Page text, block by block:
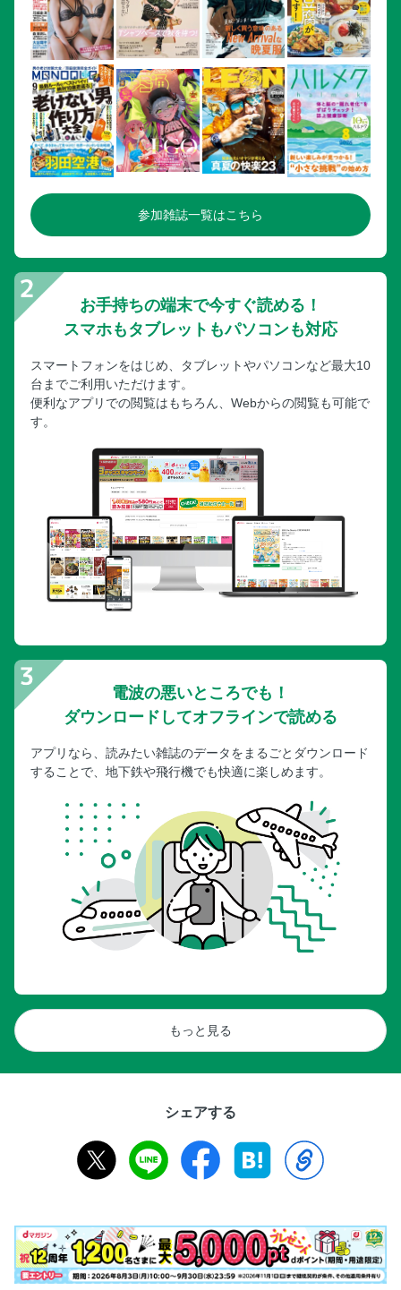
参加雑誌一覧はこちら
お手持ちの端末で今すぐ読める！
スマホもタブレットもパソコンも対応
スマートフォンをはじめ、タブレットやパソコンなど最大10
台までご利用いただけます。
便利なアプリでの閲覧はもちろん、Webからの閲覧も可能で
す。
電波の悪いところでも！
ダウンロードしてオフラインで読める
アプリなら、読みたい雑誌のデータをまるごとダウンロード
することで、地下鉄や飛行機でも快適に楽しめます。
もっと見る
シェアする